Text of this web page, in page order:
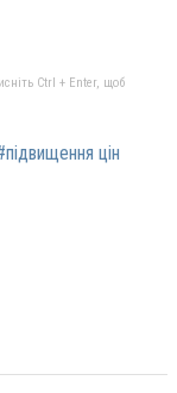
Ctrl + Enter, щоб
цін